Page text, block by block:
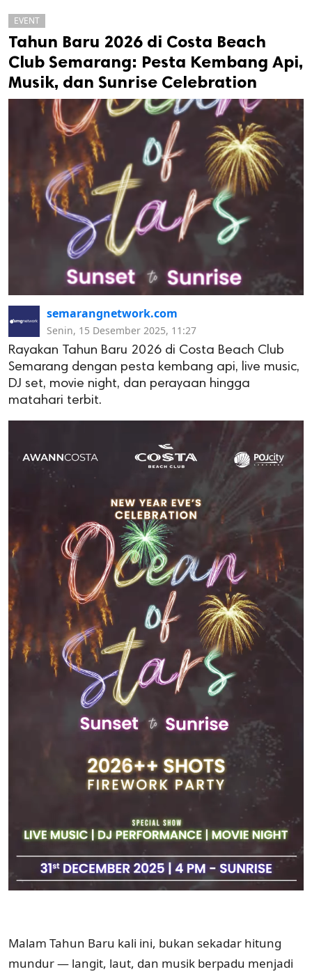
cipta.
EVENT
Tahun Baru 2026 di Costa Beach
Club Semarang: Pesta Kembang Api,
Musik, dan Sunrise Celebration
semarangnetwork.com
Senin, 15 Desember 2025, 11:27
Rayakan Tahun Baru 2026 di Costa Beach Club
Semarang dengan pesta kembang api, live music,
DJ set, movie night, dan perayaan hingga
matahari terbit.
Malam Tahun Baru kali ini, bukan sekadar hitung
mundur — langit, laut, dan musik berpadu menjadi